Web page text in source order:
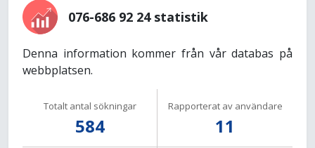
076-686 92 24 statistik
Denna information kommer från vår databas på
webbplatsen.
Totalt antal sökningar
584
Rapporterat av användare
11